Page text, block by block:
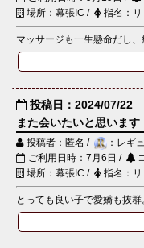
場所：幕張IC /
指名：
マッサージも一生懸命だし
投稿日：2024/07/22
また会いたいと思います
投稿者：匿名 /
：レギ
ご利用日時：7月6日 /
場所：幕張IC /
指名：
とっても良い子で愛嬌も抜